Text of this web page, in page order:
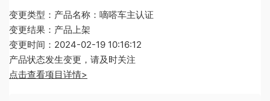
变更类型：产品名称：嘀嗒车主认证
变更结果：产品上架
变更时间：2024-02-19 10:16:12
产品状态发生变更，请及时关注
点击查看项目详情>